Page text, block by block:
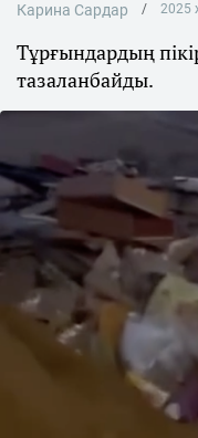
Карина Сардар 2025
Тұрғындардың
тазаланбайды.